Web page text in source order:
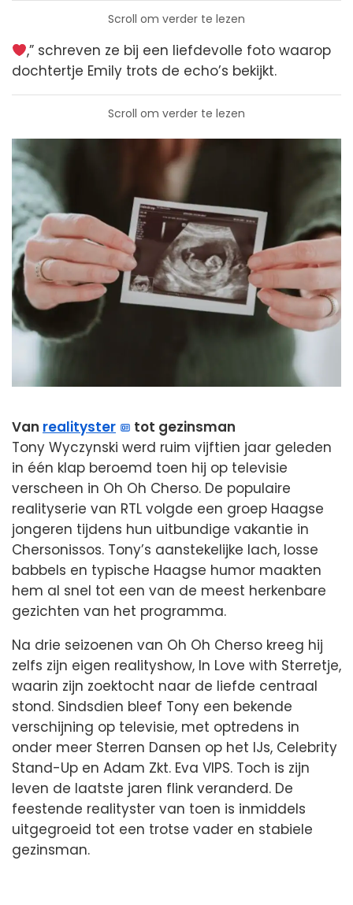
Scroll om verder te lezen
,” schreven ze bij een liefdevolle foto waarop
dochtertje Emily trots de echo’s bekijkt.
Scroll om verder te lezen
Van realityster
tot gezinsman
Tony Wyczynski werd ruim vijftien jaar geleden
in één klap beroemd toen hij op televisie
verscheen in Oh Oh Cherso. De populaire
realityserie van RTL volgde een groep Haagse
jongeren tijdens hun uitbundige vakantie in
Chersonissos. Tony’s aanstekelijke lach, losse
babbels en typische Haagse humor maakten
hem al snel tot een van de meest herkenbare
gezichten van het programma.
Na drie seizoenen van Oh Oh Cherso kreeg hij
zelfs zijn eigen realityshow, In Love with Sterretje,
waarin zijn zoektocht naar de liefde centraal
stond. Sindsdien bleef Tony een bekende
verschijning op televisie, met optredens in
onder meer Sterren Dansen op het IJs, Celebrity
Stand-Up en Adam Zkt. Eva VIPS. Toch is zijn
leven de laatste jaren flink veranderd. De
feestende realityster van toen is inmiddels
uitgegroeid tot een trotse vader en stabiele
gezinsman.